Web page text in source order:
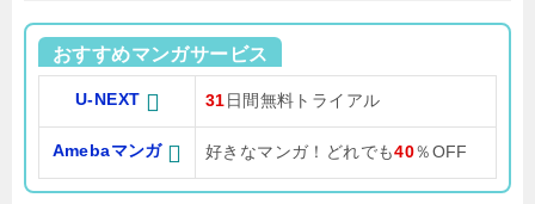
おすすめマンガサービス
U-NEXT 31 日間無料トライアル
Amebaマンガ 好きなマンガ！どれでも40％OFF